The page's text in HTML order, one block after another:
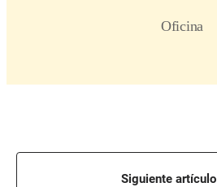
Siguiente artículo